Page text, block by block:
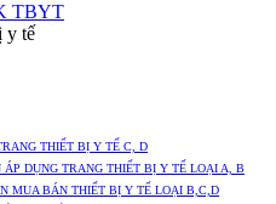
TBYT
y tế
THIẾT BỊ Y TẾ C, D
ÁP DỤNG TRANG THIẾT BỊ Y TẾ LOẠI A, B
MUA BÁN THIẾT BỊ Y TẾ LOẠI B,C,D